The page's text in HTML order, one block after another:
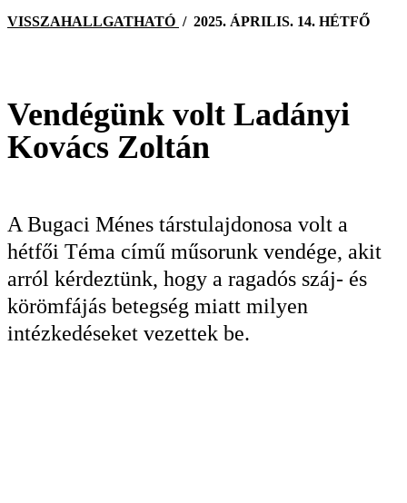
KERESÉS
VISSZAHALLGATHATÓ / 2025. ÁPRILIS. 14. HÉTFŐ
Vendégünk volt Ladányi
Kovács Zoltán
A Bugaci Ménes társtulajdonosa volt a
hétfői Téma című műsorunk vendége, akit
arról kérdeztünk, hogy a ragadós száj- és
körömfájás betegség miatt milyen
intézkedéseket vezettek be.